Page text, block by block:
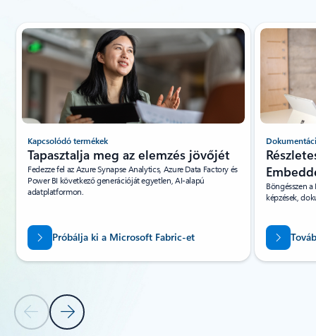
1/5. dia megjelenítése
Előző diaKövetkező dia
Kapcsolódó termékek
Tapasztalja meg az elemzés jövőjét
Fedezze fel az Azure Synapse Analytics, Azure Data Factory és
Power BI következő generációját egyetlen, AI-alapú
adatplatformon.
Próbálja ki a Microsoft Fabric-et
Böngésszen
képzések,